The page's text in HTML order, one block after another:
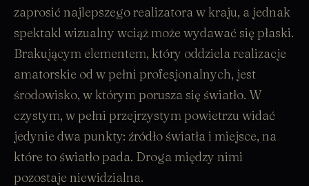
zaprosić najlepszego realizatora w kraju, a jednak
spektakl wizualny wciąż może wydawać się płaski.
Brakującym elementem, który oddziela realizacje
amatorskie od w pełni profesjonalnych, jest
środowisko, w którym porusza się światło. W
czystym, w pełni przejrzystym powietrzu widać
jedynie dwa punkty: źródło światła i miejsce, na
które to światło pada. Droga między nimi
pozostaje niewidzialna.